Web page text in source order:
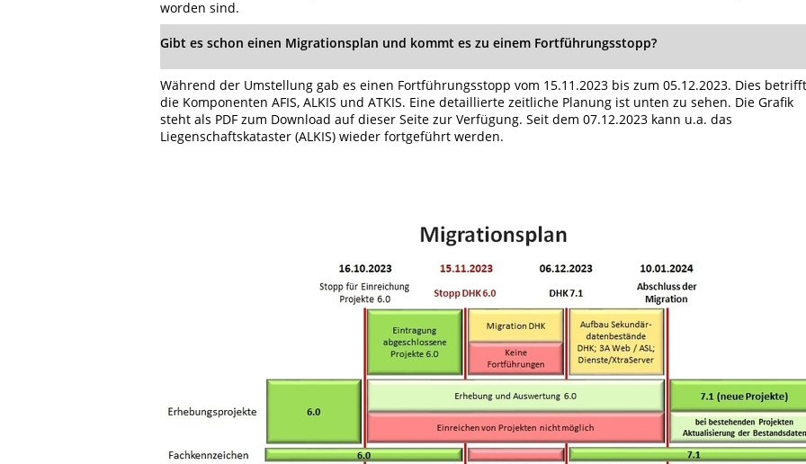
worden sind.
Gibt es schon einen Migrationsplan und kommt es zu einem Fortführungsstopp?
Während der Umstellung gab es einen Fortführungsstopp vom 15.11.2023 bis zum 05.12.2023. Dies betrifft
die Komponenten AFIS, ALKIS und ATKIS. Eine detaillierte zeitliche Planung ist unten zu sehen. Die Grafik
steht als PDF zum Download auf dieser Seite zur Verfügung. Seit dem 07.12.2023 kann u.a. das
Liegenschaftskataster (ALKIS) wieder fortgeführt werden.